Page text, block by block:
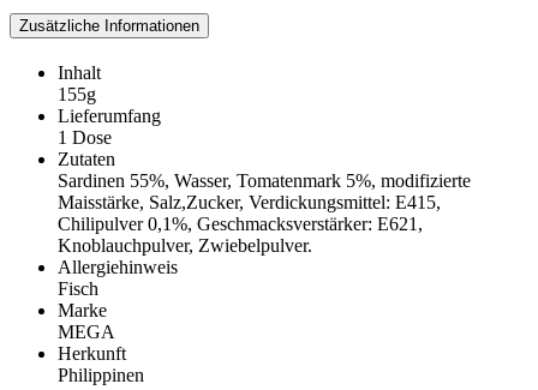
Zusätzliche Informationen
Inhalt
155g
Lieferumfang
1 Dose
Zutaten
Sardinen 55%, Wasser, Tomatenmark 5%, modifizierte
Maisstärke, Salz,Zucker, Verdickungsmittel: E415,
Chilipulver 0,1%, Geschmacksverstärker: E621,
Knoblauchpulver, Zwiebelpulver.
Allergiehinweis
Fisch
Marke
MEGA
Herkunft
Philippinen